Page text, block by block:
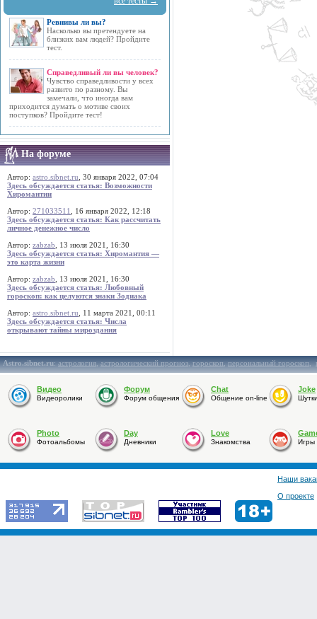
Ревнивы ли вы?
Насколько вы претендуете на
близких вам людей? Пройдите
тест.
Справедливый ли вы человек?
Чувство справедливости у всех
развито по разному. Вы
замечали, что иногда вам
приходится думать о мотиве своих
поступков? Пройдите тест!
На форуме
Автор: astro.sibnet.ru , 30 января 2022, 07:04
Здесь обсуждается статья: Возможности
Хиромантии
Автор: 271033511
, 16 января 2022, 12:18
Здесь обсуждается статья: Как рассчитать
личное денежное число
Автор: zabzab , 13 июля 2021, 16:30
Здесь обсуждается статья: Хиромантия —
это карта жизни
Автор: zabzab , 13 июля 2021, 16:30
Здесь обсуждается статья: Любовный
гороскоп: как целуются знаки Зодиака
Автор: astro.sibnet.ru , 11 марта 2021, 00:11
Здесь обсуждается статья: Числа
открывают тайны мироздания
Astro.sibnet.ru:астрология,астрологический прогноз,гороскоп,персональный гороскоп,
Видео
Видеоролики
Форум
Форум общения
Chat
Общение on-line
Joke
Photo
Фотоальбомы
Day
Дневники
Love
Знакомства Игры
Наши
О проекте